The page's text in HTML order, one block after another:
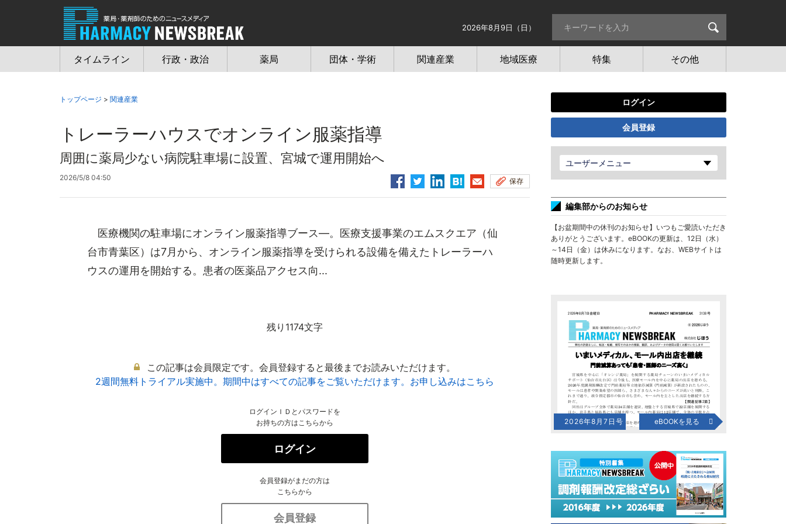
2026年8月9日（日）
タイムライン 行政・政治 薬局 団体・学術 関連産業 地域医療 特集 その他
トップページ > 関連産業
トレーラーハウスでオンライン服薬指導
周囲に薬局少ない病院駐車場に設置、宮城で運用開始へ
2026/5/8 04:50 保存
医療機関の駐車場にオンライン服薬指導ブース―。医療支援事業のエムスクエア（仙
台市青葉区）は7月から、オンライン服薬指導を受けられる設備を備えたトレーラーハ
ウスの運用を開始する。患者の医薬品アクセス向...
残り1174文字
この記事は会員限定です。会員登録すると最後までお読みいただけます。
2週間無料トライアル実施中。期間中はすべての記事をご覧いただけます。お申し込みはこちら
ログインＩＤとパスワードを
お持ちの方はこちらから
ログイン
会員登録がまだの方は
こちらから
会員登録
ログイン
会員登録
ユーザーメニュー
編集部からのお知らせ
【お盆期間中の休刊のお知らせ】いつもご愛読いただき
ありがとうございます。eBOOKの更新は、12日（水）
～14日（金）は休みになります。なお、WEBサイトは
随時更新します。
2026年8月7日号 eBOOKを見る